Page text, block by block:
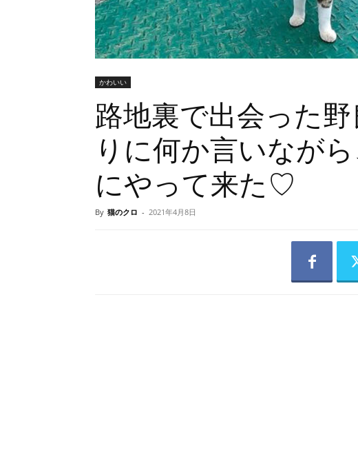
かわいい
路地裏で出会った
りに何か言いなが
にやって来た♡
By 猫のクロ - 2021年4月8日